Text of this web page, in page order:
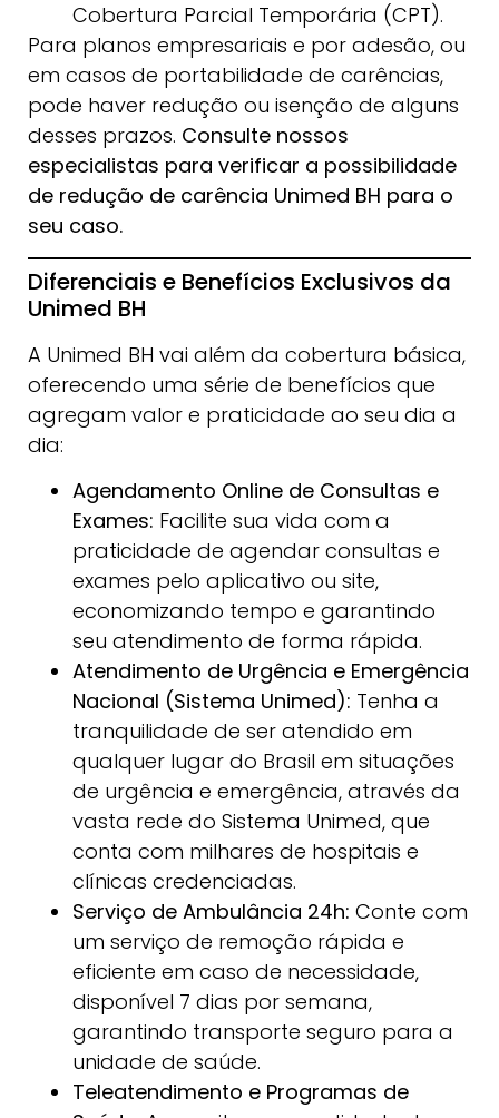
Cobertura Parcial Temporária (CPT).
Para planos empresariais e por adesão, ou
em casos de portabilidade de carências,
pode haver redução ou isenção de alguns
desses prazos. Consulte nossos
especialistas para verificar a possibilidade
de redução de carência Unimed BH para o
seu caso.
Diferenciais e Benefícios Exclusivos da
Unimed BH
A Unimed BH vai além da cobertura básica,
oferecendo uma série de benefícios que
agregam valor e praticidade ao seu dia a
dia:
Agendamento Online de Consultas e
Exames: Facilite sua vida com a
praticidade de agendar consultas e
exames pelo aplicativo ou site,
economizando tempo e garantindo
seu atendimento de forma rápida.
Atendimento de Urgência e Emergência
Nacional (Sistema Unimed): Tenha a
tranquilidade de ser atendido em
qualquer lugar do Brasil em situações
de urgência e emergência, através da
vasta rede do Sistema Unimed, que
conta com milhares de hospitais e
clínicas credenciadas.
Serviço de Ambulância 24h: Conte com
um serviço de remoção rápida e
eficiente em caso de necessidade,
disponível 7 dias por semana,
garantindo transporte seguro para a
unidade de saúde.
Teleatendimento e Programas de